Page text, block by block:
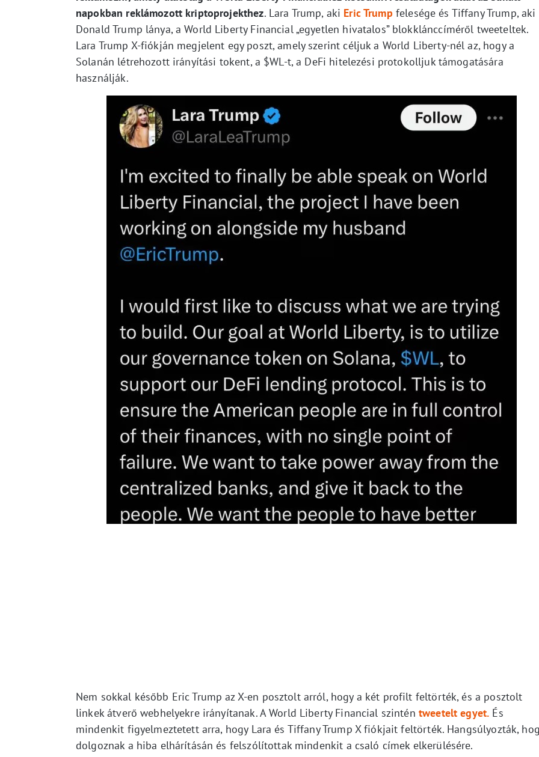
napokban reklámozott kriptoprojekthez. Lara Trump, aki Eric Trumpfelesége és Tiffany Trump, aki
Donald Trump lánya, a World Liberty Financial „egyetlen hivatalos” blokklánccíméről tweeteltek.
Lara Trump X-fiókján megjelent egy poszt, amely szerint céljuk a World Liberty-nél az, hogy a
Solanán létrehozott irányítási tokent, a $WL-t, a DeFi hitelezési protokolljuk támogatására
használják.
Nem sokkal később Eric Trump az X-en posztolt arról, hogy a két profilt feltörték, és a posztolt
linkek átverő webhelyekre irányítanak. A World Liberty Financial szintén tweetelt egyet. És
mindenkit figyelmeztetett arra, hogy Lara és Tiffany Trump X fiókjait feltörték. Hangsúlyozták,
dolgoznak a hiba elhárításán és felszólítottak mindenkit a csaló címek elkerülésére.